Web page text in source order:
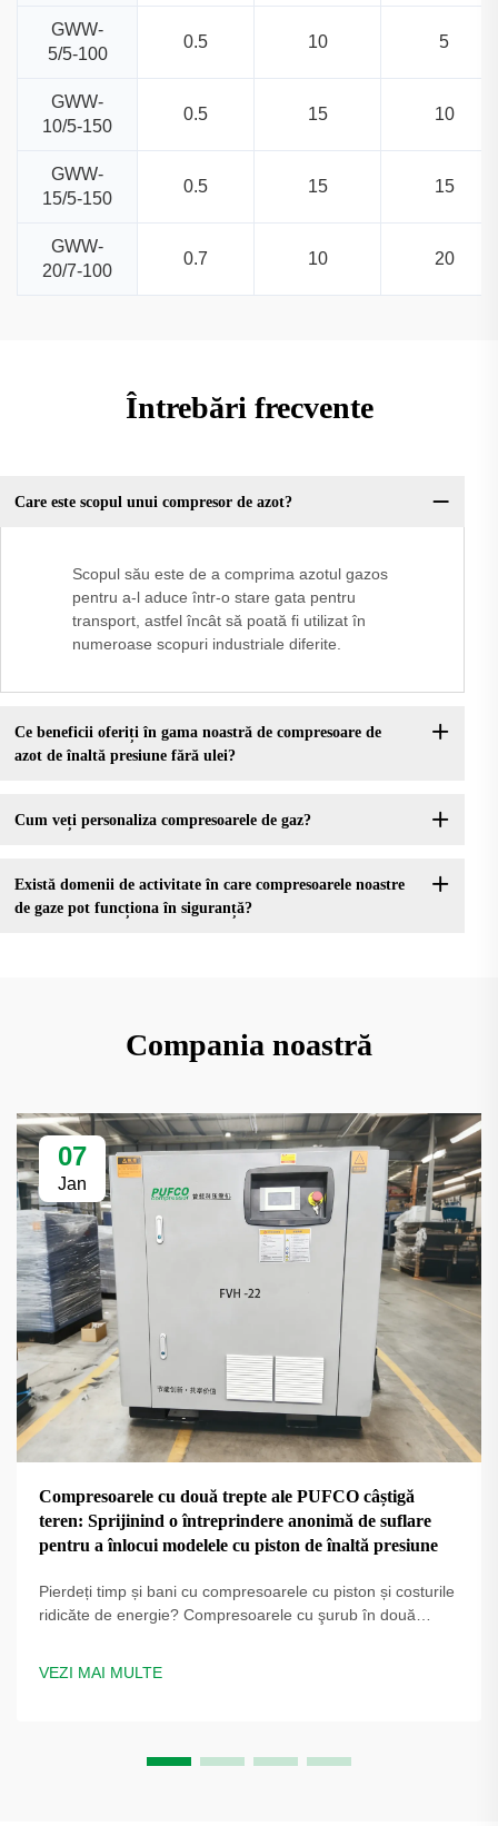
GWW-
5/5-100
0.5 10 5
GWW-
10/5-150
0.5 15 10
GWW-
15/5-150
0.5 15 15
GWW-
20/7-100
0.7 10 20
Întrebări frecvente
Care este scopul unui compresor de azot?
Scopul său este de a comprima azotul gazos
pentru a-l aduce într-o stare gata pentru
transport, astfel încât să poată fi utilizat în
numeroase scopuri industriale diferite.
Ce beneficii oferiți în gama noastră de compresoare de
azot de înaltă presiune fără ulei?
Cum veți personaliza compresoarele de gaz?
Există domenii de activitate în care compresoarele noastre
de gaze pot funcționa în siguranță?
Compania noastră
07
Jan
Compresoarele cu două trepte ale PUFCO câștigă
teren: Sprijinind o întreprindere anonimă de suflare
pentru a înlocui modelele cu piston de înaltă presiune
Pierdeți timp și bani cu compresoarele cu piston și costurile
ridicăte de energie? Compresoarele cu şurub în două
solicitați o evaluare a soluției.
VEZI MAI MULTE